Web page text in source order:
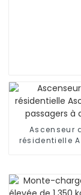
Ascenseur
résidentielle